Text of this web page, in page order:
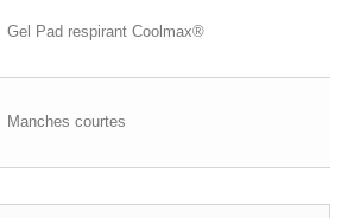
Gel Pad respirant Coolmax®
Manches courtes